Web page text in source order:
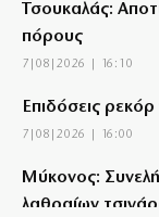
Τσουκαλάς:
πόρους
7|08|2026 | 16:10
Επιδόσεις
7|08|2026 | 16:00
Μύκονος:
λαθραίων